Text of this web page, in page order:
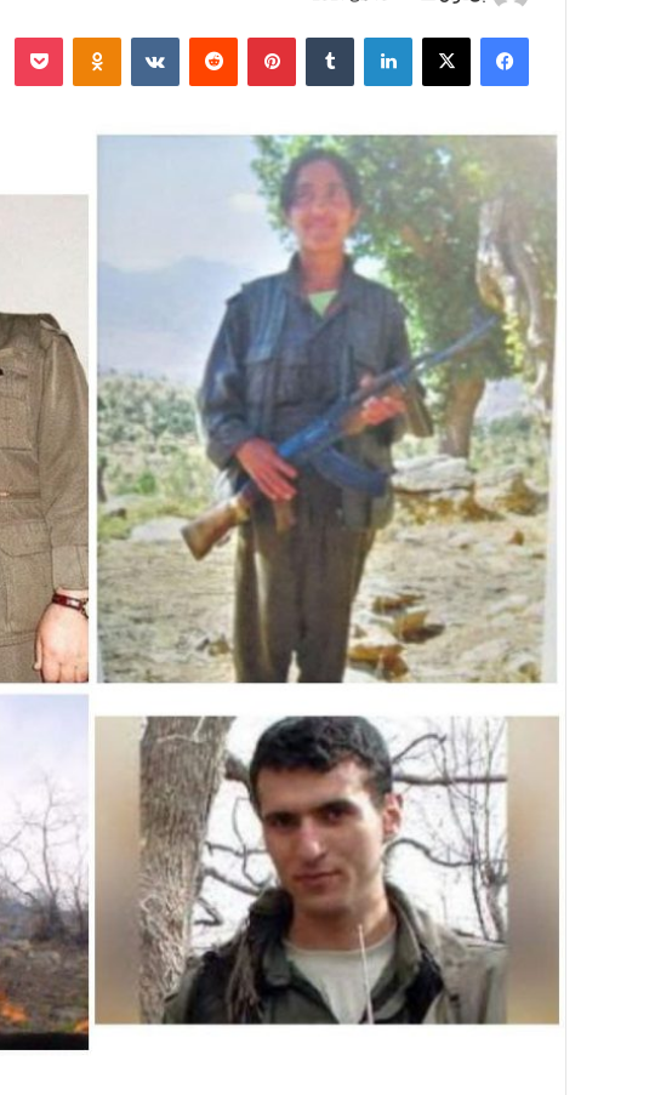
ا
م
ل
فیس بوک لینکدین ‫پین‌ترست ‫رددیت